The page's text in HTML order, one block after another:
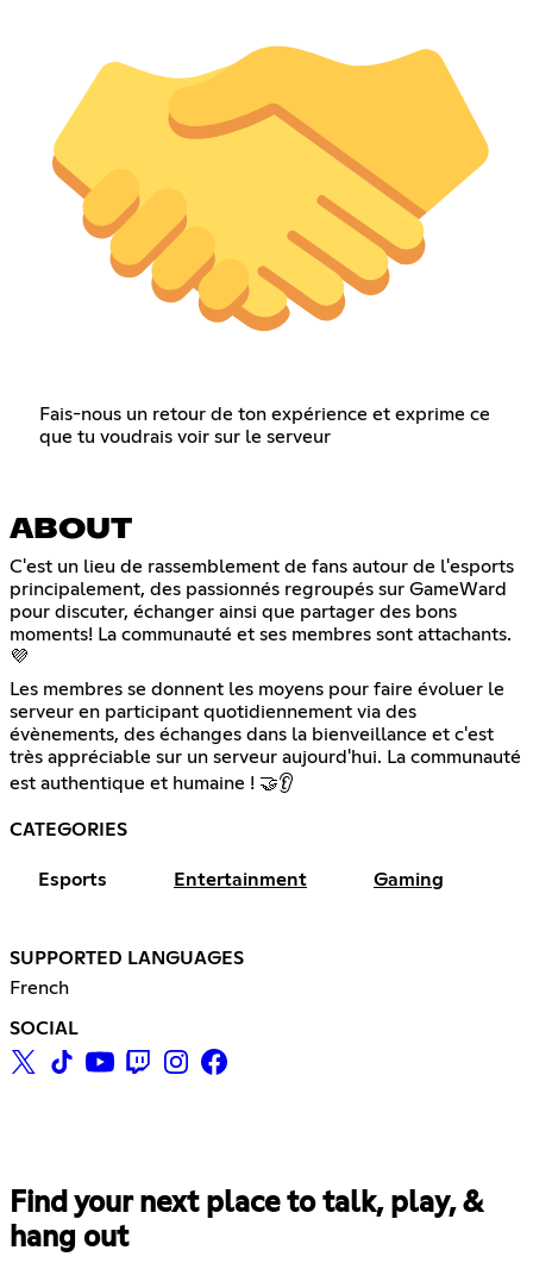
Fais-nous un retour de ton expérience et exprime ce
que tu voudrais voir sur le serveur
ABOUT
C'est un lieu de rassemblement de fans autour de l'esports
principalement, des passionnés regroupés sur GameWard
pour discuter, échanger ainsi que partager des bons
moments! La communauté et ses membres sont attachants.
💜
Les membres se donnent les moyens pour faire évoluer le
serveur en participant quotidiennement via des
évènements, des échanges dans la bienveillance et c'est
très appréciable sur un serveur aujourd'hui. La communauté
est authentique et humaine ! 🤝👂
CATEGORIES
Esports Entertainment Gaming
SUPPORTED LANGUAGES
French
SOCIAL
Find your next place to talk, play, &
hang out